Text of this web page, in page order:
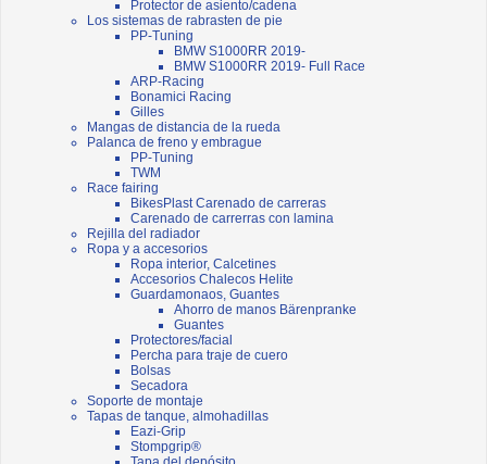
Protector de asiento/cadena
Los sistemas de rabrasten de pie
PP-Tuning
BMW S1000RR 2019-
BMW S1000RR 2019- Full Race
ARP-Racing
Bonamici Racing
Gilles
Mangas de distancia de la rueda
Palanca de freno y embrague
PP-Tuning
TWM
Race fairing
BikesPlast Carenado de carreras
Carenado de carrerras con lamina
Rejilla del radiador
Ropa y a accesorios
Ropa interior, Calcetines
Accesorios Chalecos Helite
Guardamonaos, Guantes
Ahorro de manos Bärenpranke
Guantes
Protectores/facial
Percha para traje de cuero
Bolsas
Secadora
Soporte de montaje
Tapas de tanque, almohadillas
Eazi-Grip
Stompgrip®